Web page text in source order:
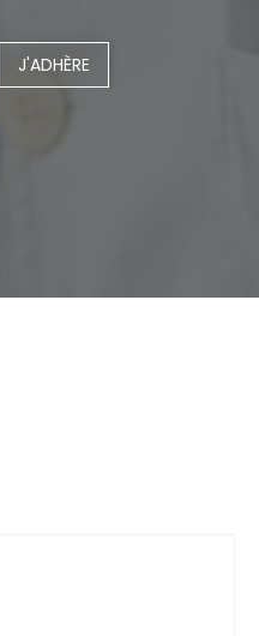
Congrès 2018
Congrès 2019
J'ADHÈRE